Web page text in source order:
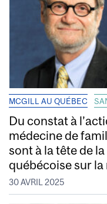
MCGILL AU QUÉBEC
Du constat à
médecine de
sont à la tête de
québécoise sur la
30 AVRIL 2025